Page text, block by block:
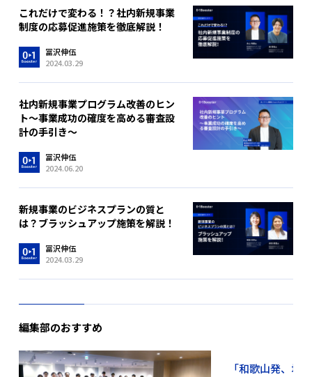
これだけで変わる！？社内新規事業
制度の応募促進施策を徹底解説！
冨沢伸伍
2024.03.29
社内新規事業プログラム改善のヒン
ト～事業成功の確度を高める審査設
計の手引き～
冨沢伸伍
2024.06.20
新規事業のビジネスプランの質と
は？ブラッシュアップ施策を解説！
冨沢伸伍
2024.03.29
編集部のおすすめ
「和歌山発、地